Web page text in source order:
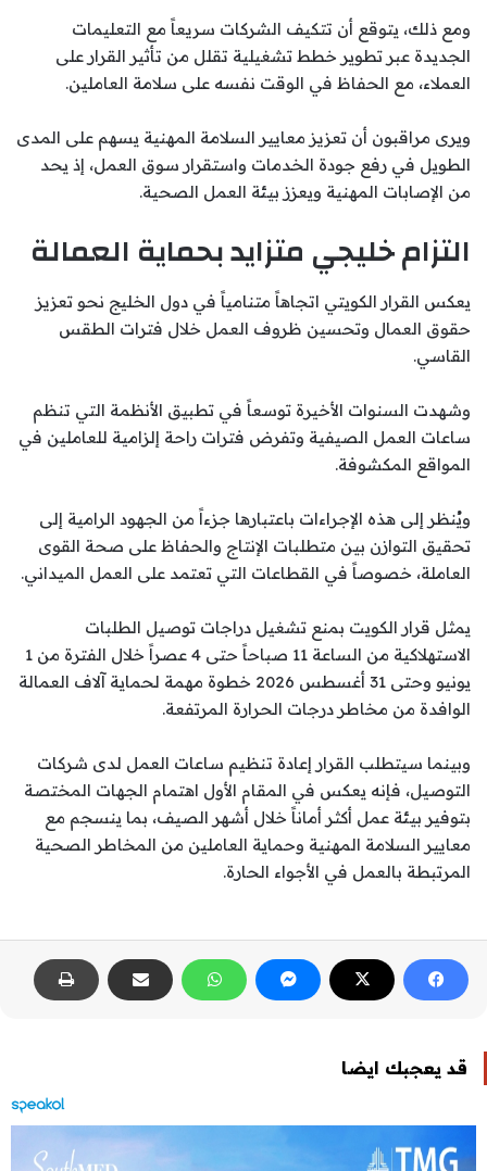
ومع ذلك، يتوقع أن تتكيف الشركات سريعاً مع التعليمات
الجديدة عبر تطوير خطط تشغيلية تقلل من تأثير القرار على
العملاء، مع الحفاظ في الوقت نفسه على سلامة العاملين.
ويرى مراقبون أن تعزيز معايير السلامة المهنية يسهم على المدى
الطويل في رفع جودة الخدمات واستقرار سوق العمل، إذ يحد
من الإصابات المهنية ويعزز بيئة العمل الصحية.
التزام خليجي متزايد بحماية العمالة
يعكس القرار الكويتي اتجاهاً متنامياً في دول الخليج نحو تعزيز
حقوق العمال وتحسين ظروف العمل خلال فترات الطقس
القاسي.
وشهدت السنوات الأخيرة توسعاً في تطبيق الأنظمة التي تنظم
ساعات العمل الصيفية وتفرض فترات راحة إلزامية للعاملين في
المواقع المكشوفة.
ويُنظر إلى هذه الإجراءات باعتبارها جزءاً من الجهود الرامية إلى
تحقيق التوازن بين متطلبات الإنتاج والحفاظ على صحة القوى
العاملة، خصوصاً في القطاعات التي تعتمد على العمل الميداني.
يمثل قرار الكويت بمنع تشغيل دراجات توصيل الطلبات
الاستهلاكية من الساعة 11 صباحاً حتى 4 عصراً خلال الفترة من 1
يونيو وحتى 31 أغسطس 2026 خطوة مهمة لحماية آلاف العمالة
الوافدة من مخاطر درجات الحرارة المرتفعة.
وبينما سيتطلب القرار إعادة تنظيم ساعات العمل لدى شركات
التوصيل، فإنه يعكس في المقام الأول اهتمام الجهات المختصة
بتوفير بيئة عمل أكثر أماناً خلال أشهر الصيف، بما ينسجم مع
معايير السلامة المهنية وحماية العاملين من المخاطر الصحية
المرتبطة بالعمل في الأجواء الحارة.
قد يعجبك ايضا